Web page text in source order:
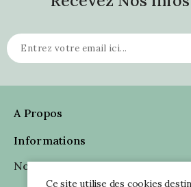
A Propos
Informations
Nous Suivre
Ce site utilise des cookies